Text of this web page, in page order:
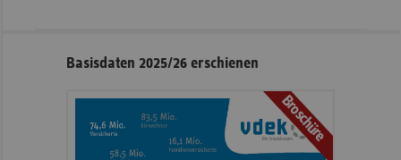
Seitennavigation
Seitenleiste
Informationen
Basisdaten 2025/26 erschienen
Broschüre